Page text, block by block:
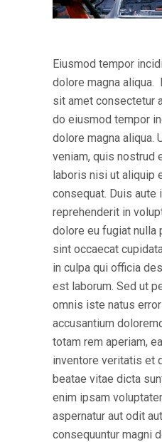
Eiusmod tempor
dolore magna aliqua.
sit amet consectetur
do eiusmod tempor
dolore magna aliqua.
veniam, quis nostrud
laboris nisi ut aliquip
consequat. Duis aute
reprehenderit in
dolore eu fugiat nulla
sint occaecat
in culpa qui officia
est laborum. Sed ut
omnis iste natus
accusantium
totam rem aperiam,
inventore veritatis et
beatae vitae dicta
enim ipsam
aspernatur aut odit
consequuntur magni